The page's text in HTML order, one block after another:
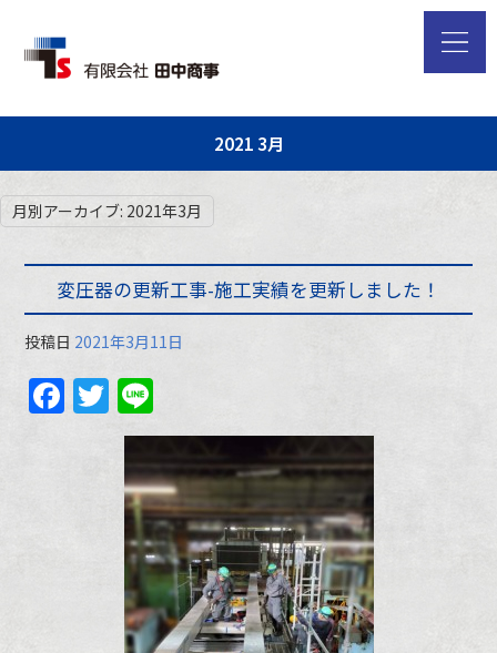
2021 3月
月別アーカイブ: 2021年3月
変圧器の更新工事-施工実績を更新しました！
投稿日 2021年3月11日
Facebook
Twitter